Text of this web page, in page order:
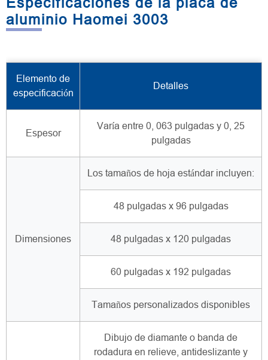
aluminio Haomei 3003
Elemento de
especificación
Detalles
Espesor
Varía entre 0, 063 pulgadas y 0, 25
pulgadas
Dimensiones
Los tamaños de hoja estándar incluyen:
48 pulgadas x 96 pulgadas
48 pulgadas x 120 pulgadas
60 pulgadas x 192 pulgadas
Tamaños personalizados disponibles
Dibujo de diamante o banda de
rodadura en relieve, antideslizante y